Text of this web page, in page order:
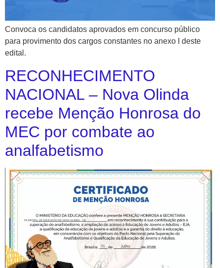
Convoca os candidatos aprovados em concurso público
para provimento dos cargos constantes no anexo I deste
edital.
RECONHECIMENTO
NACIONAL – Nova Olinda
recebe Menção Honrosa do
MEC por combate ao
analfabetismo